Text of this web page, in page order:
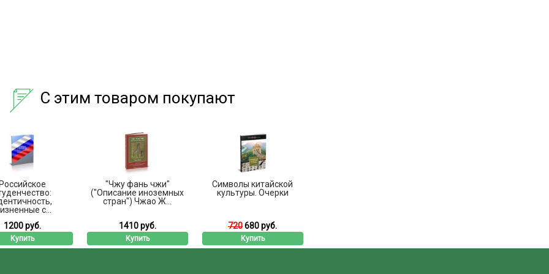
С этим товаром покупают
с...
1200 руб.
Купить
"Чжу фань чжи"
("Описание иноземных
стран") Чжао Ж...
1410 руб.
Купить
Символы китайской
культуры. Очерки
720680 руб.
Купить